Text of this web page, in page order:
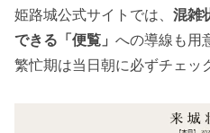
姫路城公式サイトでは、 混雑
できる「便覧」 への導線も用
繁忙期は当日朝に必ずチェッ